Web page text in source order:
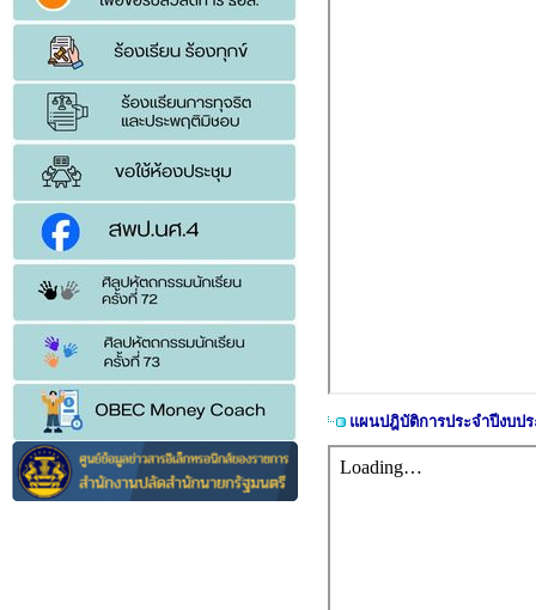
แผนปฎิบัติการประจำปีงบป